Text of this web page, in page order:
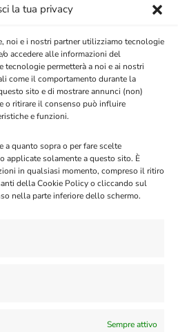
la tua privacy
noi e i nostri partner utilizziamo tecnologie
o accedere alle informazioni del
tecnologie permetterà a noi e ai nostri
come il comportamento durante la
sito e di mostrare annunci (non)
o ritirare il consenso può influire
e funzioni.
a quanto sopra o per fare scelte
applicate solamente a questo sito. È
in qualsiasi momento, compreso il ritiro
della Cookie Policy o cliccando sul
nella parte inferiore dello schermo.
Sempre attivo
la risposta. Esempio:
interazione in chat. È
la cronologia,
sarà inclusa in ogni chat. Più
spenderai i tuoi gettoni.
la cronologia se Salva Chat
Descrivi la personalità del tuo
chattando con il bot e